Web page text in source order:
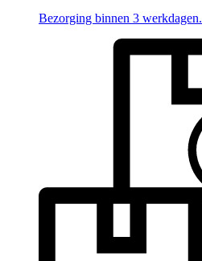
Bezorging binnen 3 werkdagen.